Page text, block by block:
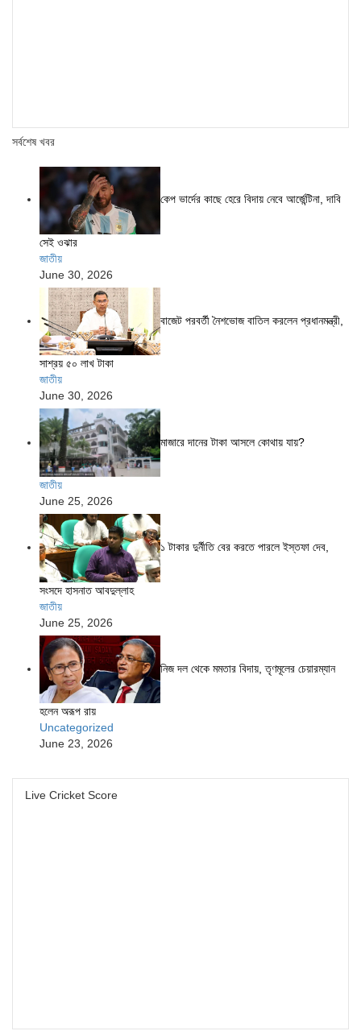
সর্বশেষ খবর
কেপ ভার্দের কাছে হেরে বিদায় নেবে আর্জেন্টিনা, দাবি
সেই ওঝার
জাতীয়
June 30, 2026
বাজেট পরবর্তী নৈশভোজ বাতিল করলেন প্রধানমন্ত্রী,
সাশ্রয় ৫০ লাখ টাকা
জাতীয়
June 30, 2026
মাজারে দানের টাকা আসলে কোথায় যায়?
জাতীয়
June 25, 2026
১ টাকার দুর্নীতি বের করতে পারলে ইস্তফা দেব,
সংসদে হাসনাত আবদুল্লাহ
জাতীয়
June 25, 2026
নিজ দল থেকে মমতার বিদায়, তৃণমূলের চেয়ারম্যান
হলেন অরূপ রায়
Uncategorized
June 23, 2026
Live Cricket Score